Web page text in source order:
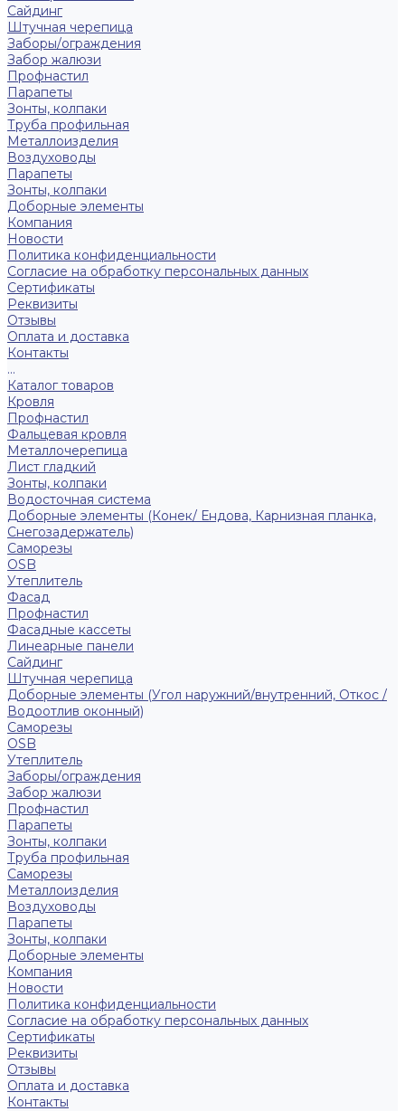
Сайдинг
Штучная черепица
Заборы/ограждения
Забор жалюзи
Профнастил
Парапеты
Зонты, колпаки
Труба профильная
Металлоизделия
Воздуховоды
Парапеты
Зонты, колпаки
Доборные элементы
Компания
Новости
Политика конфиденциальности
Согласие на обработку персональных данных
Сертификаты
Реквизиты
Отзывы
Оплата и доставка
Контакты
...
Каталог товаров
Кровля
Профнастил
Фальцевая кровля
Металлочерепица
Лист гладкий
Зонты, колпаки
Водосточная система
Доборные элементы (Конек/ Ендова, Карнизная планка,
Снегозадержатель)
Саморезы
ОSB
Утеплитель
Фасад
Профнастил
Фасадные кассеты
Линеарные панели
Сайдинг
Штучная черепица
Доборные элементы (Угол наружний/внутренний, Откос /
Водоотлив оконный)
Саморезы
OSB
Утеплитель
Заборы/ограждения
Забор жалюзи
Профнастил
Парапеты
Зонты, колпаки
Труба профильная
Саморезы
Металлоизделия
Воздуховоды
Парапеты
Зонты, колпаки
Доборные элементы
Компания
Новости
Политика конфиденциальности
Согласие на обработку персональных данных
Сертификаты
Реквизиты
Отзывы
Оплата и доставка
Контакты